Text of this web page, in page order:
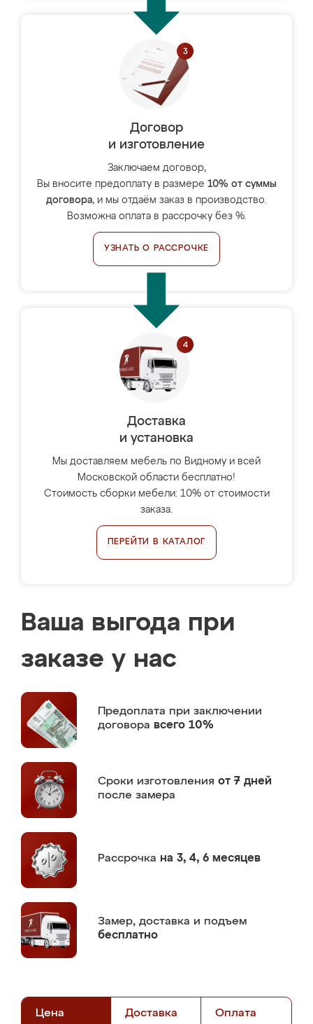
Договор
и изготовление
Заключаем договор,
Вы вносите предоплату в размере 10% от суммы
договора, и мы отдаём заказ в производство.
Возможна оплата в рассрочку без %.
УЗНАТЬ О РАССРОЧКЕ
Доставка
и установка
Мы доставляем мебель по Видному и всей
Московской области бесплатно!
Стоимость сборки мебели: 10% от стоимости
заказа.
ПЕРЕЙТИ В КАТАЛОГ
Ваша выгода при
заказе у нас
Предоплата при заключении
договора всего 10%
Сроки изготовления от 7 дней
после замера
Рассрочка на 3, 4, 6 месяцев
Замер, доставка и подъем
бесплатно
Цена Доставка Оплата